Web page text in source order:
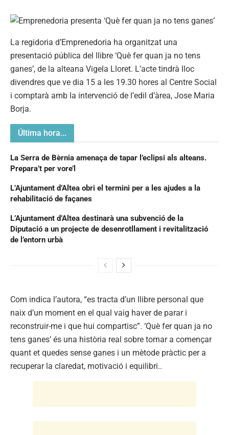
La regidoria d’Emprenedoria ha organitzat una
presentació pública del llibre ‘Què fer quan ja no tens
ganes’, de la alteana Vigela Lloret. L’acte tindrà lloc
divendres que ve dia 15 a les 19.30 hores al Centre Social
i comptarà amb la intervenció de l’edil d’àrea, Jose Maria
Borja.
Última hora...
La Serra de Bèrnia amenaça de tapar l’eclipsi als alteans.
Prepara’t per vore’l
L’Ajuntament d’Altea obri el termini per a les ajudes a la
rehabilitació de façanes
L’Ajuntament d’Altea destinarà una subvenció de la
Diputació a un projecte de desenrotllament i revitalització
de l’entorn urbà
Com indica l’autora, “es tracta d’un llibre personal que
naix d’un moment en el qual vaig haver de parar i
reconstruir-me i que hui compartisc”. ‘Què fer quan ja no
tens ganes’ és una història real sobre tornar a començar
quant et quedes sense ganes i un mètode pràctic per a
recuperar la claredat, motivació i equilibri..